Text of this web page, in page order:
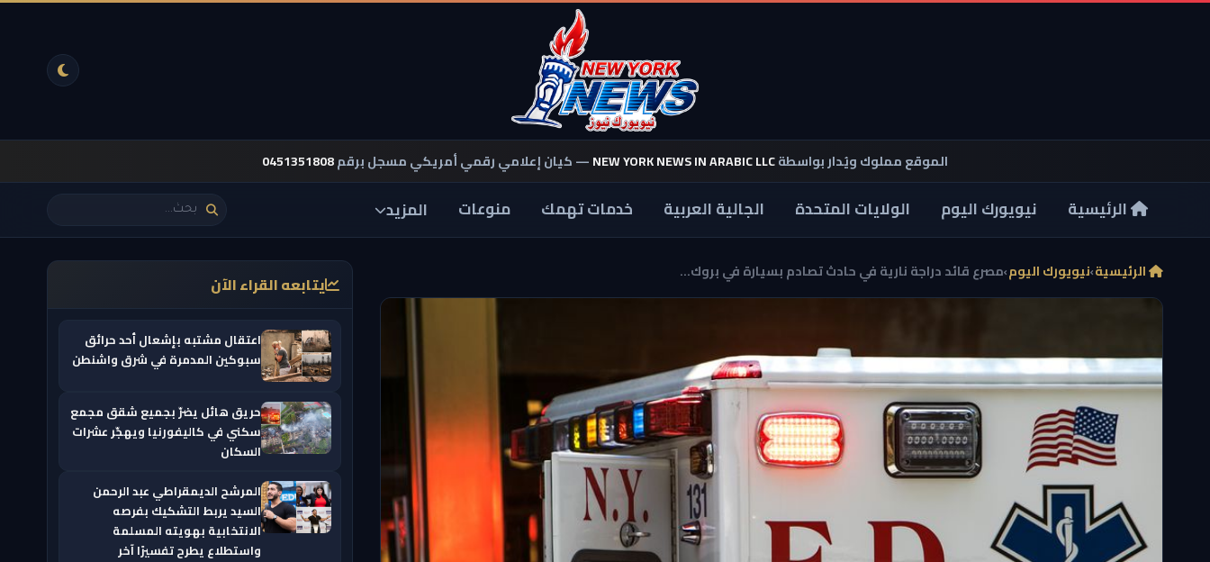
الموقع مملوك ويُدار بواسطةNEW YORK NEWS IN ARABIC LLC— كيان إعلامي رقمي أمريكي مسجل برقم0451351808
الرئيسية نيويورك اليوم الولايات المتحدة الجالية العربية خدمات تهمك منوعات المزيد
الرئيسية›نيويورك اليوم›مصرع قائد دراجة نارية في حادث تصادم بسيارة في بروك... يتابعه القراء الآن
اعتقال مشتبه بإشعال أحد حرائق
سبوكين المدمرة في شرق واشنطن
حريق هائل يضرّ بجميع شقق مجمع
سكني في كاليفورنيا ويهجّر عشرات
السكان
المرشح الديمقراطي عبد الرحمن
السيد يربط التشكيك بفرصه
الانتخابية بهويته المسلمة
واستطلاع يطرح تفسيرًا آخر